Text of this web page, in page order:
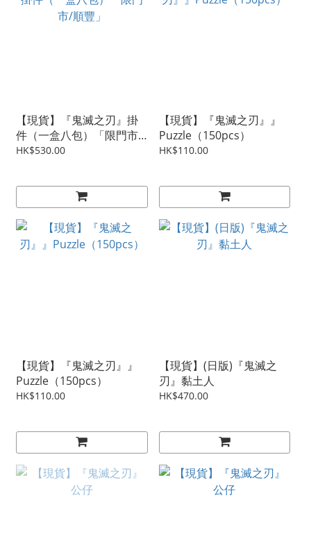
【現貨】『鬼滅之刃』掛
件（一盒八包）「限門市/
順豐」
HK$530.00
【現貨】『鬼滅之刃』』
Puzzle（150pcs）
HK$110.00
【現貨】『鬼滅之刃』』
Puzzle（150pcs）
HK$110.00
【現貨】(日版)『鬼滅之
刃』黏土人
HK$470.00